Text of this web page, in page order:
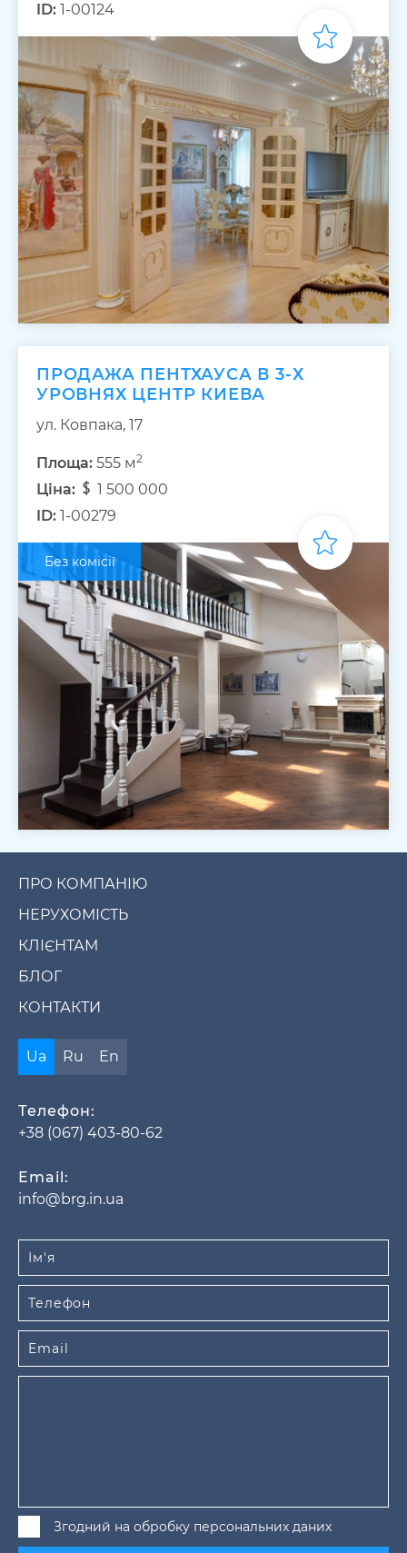
ID: 1-00124
ПРОДАЖА ПЕНТХАУСА В 3-Х
УРОВНЯХ ЦЕНТР КИЕВА
ул. Ковпака, 17
Площа: 555 м2
Ціна:
1 500 000
ID: 1-00279
Без комісії
ПРО КОМПАНІЮ
НЕРУХОМІСТЬ
КЛІЄНТАМ
БЛОГ
КОНТАКТИ
Ua Ru En
Телефон:
+38 (067) 403-80-62
Email:
info@brg.in.ua
Згодний на обробку персональних даних